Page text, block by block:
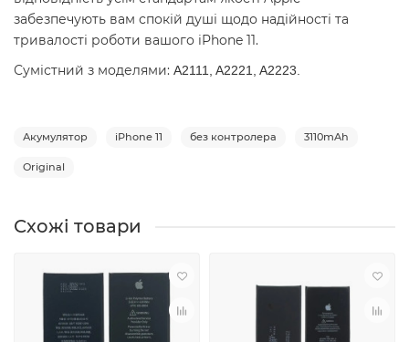
забезпечують вам спокій душі щодо надійності та
тривалості роботи вашого iPhone 11.
Сумістний з моделями: A2111, A2221, A2223.
Акумулятор iPhone 11 без контролера 3110mAh
Original
Схожі товари